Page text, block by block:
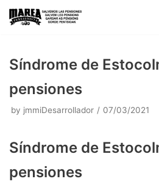
Skip
Síndrome de
pensiones
by jmmiDesarrollador 07/03/2021
Síndrome de
pensiones